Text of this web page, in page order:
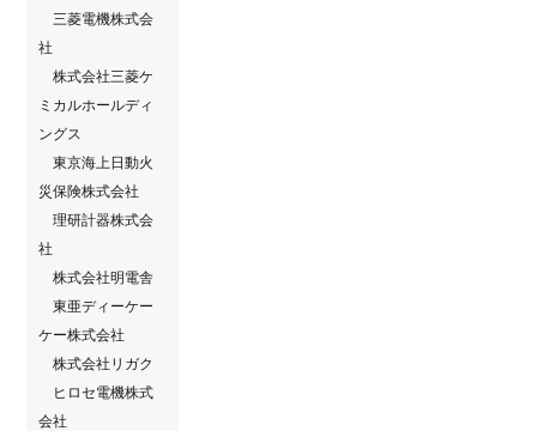
三菱電機株式会
社
株式会社三菱ケ
ミカルホールディ
ングス
東京海上日動火
災保険株式会社
理研計器株式会
社
株式会社明電舎
東亜ディーケー
ケー株式会社
株式会社リガク
ヒロセ電機株式
会社